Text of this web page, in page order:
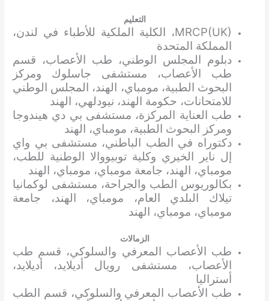
التعليم
MRCP(UK)، الكلية الملكية للأطباء في لندن،
المملكة المتحدة
دبلوم المجلس الوطني، طب الأعصاب، قسم
طب الأعصاب، مستشفى جاسلوك ومركز
البحوث الطبية، مومباي، الهند، المجلس الوطني
للامتحانات، حكومة الهند، نيودلهي، الهند
طب العناية المركزة، مستشفى بي دي هيندوجا
ومركز البحوث الطبية، مومباي، الهند
دكتوراه في الطب الباطني، مستشفى بي واي
إل ناير الخيري وكلية توبيووالا الوطنية للطب،
مومباي، الهند، جامعة مومباي، مومباي، الهند
بكالوريوس الطب والجراحة، مستشفى لوكمانيا
تيلاك البلدي العام، مومباي، الهند، جامعة
مومباي، مومباي، الهند
الزمالات
طب الأعصاب المعرفي والسلوكي، قسم طب
الأعصاب، مستشفى رويال أديلايد، أديلايد،
أستراليا
طب الأعصاب المعرفي والسلوكي، قسم الطب